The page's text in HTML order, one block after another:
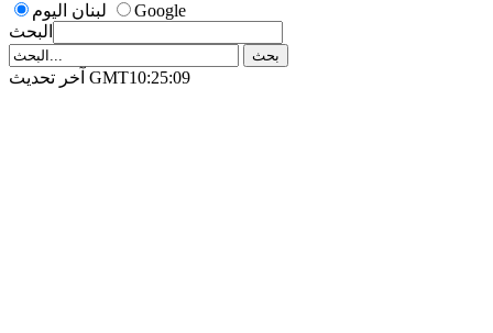
لبنان اليوم
Google
البحث
آخر تحديث GMT10:25:09